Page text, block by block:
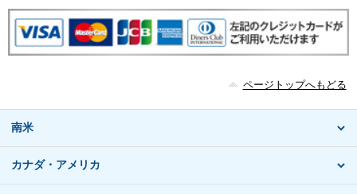
ページトップへもどる
南米
カナダ・アメリカ